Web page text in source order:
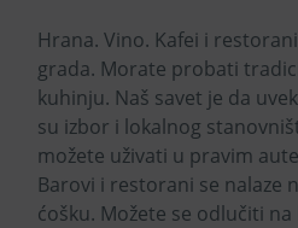
Hrana. Vino. Kafei i
grada. Morate probati
kuhinju. Naš savet je da
su izbor i lokalnog
možete uživati u pravim
Barovi i restorani se nalaze
ćošku. Možete se odlučiti